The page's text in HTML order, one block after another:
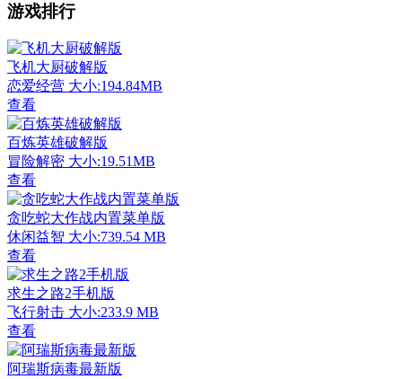
游戏排行
飞机大厨破解版
恋爱经营 大小:194.84MB
查看
百炼英雄破解版
冒险解密 大小:19.51MB
查看
贪吃蛇大作战内置菜单版
休闲益智 大小:739.54 MB
查看
求生之路2手机版
飞行射击 大小:233.9 MB
查看
阿瑞斯病毒最新版